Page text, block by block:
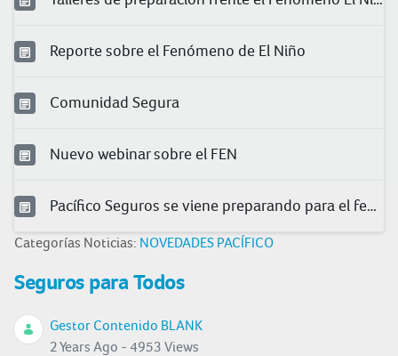
Reporte sobre el Fenómeno de El Niño
Comunidad Segura
Nuevo webinar sobre el FEN
Pacífico Seguros se viene preparando para el fenómeno El Niño
Categorías Noticias: NOVEDADES PACÍFICO
Seguros para Todos
Gestor Contenido BLANK
2 Years Ago - 4953 Views